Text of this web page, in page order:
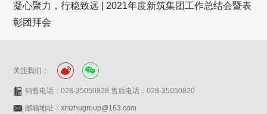
凝心聚力，行稳致远 | 2021年度新筑集团工作总结会暨表
彰团拜会
关注我们：
销售电话：028-35050828 售后电话：028-35050820
邮箱地址：xinzhugroup@163.com